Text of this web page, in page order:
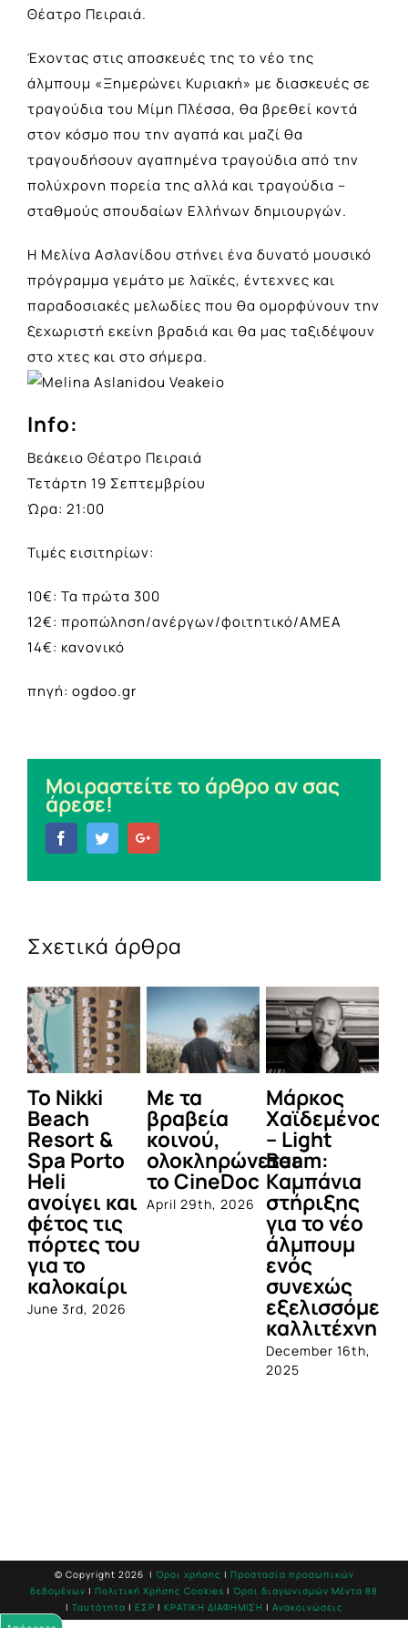
Θέατρο Πειραιά.
Έχοντας στις αποσκευές της το νέο της
άλμπουμ «Ξημερώνει Κυριακή» με διασκευές σε
τραγούδια του Μίμη Πλέσσα, θα βρεθεί κοντά
στον κόσμο που την αγαπά και μαζί θα
τραγουδήσουν αγαπημένα τραγούδια από την
πολύχρονη πορεία της αλλά και τραγούδια –
σταθμούς σπουδαίων Ελλήνων δημιουργών.
Η Μελίνα Ασλανίδου στήνει ένα δυνατό μουσικό
πρόγραμμα γεμάτο με λαϊκές, έντεχνες και
παραδοσιακές μελωδίες που θα ομορφύνουν την
ξεχωριστή εκείνη βραδιά και θα μας ταξιδέψουν
στο χτες και στο σήμερα.
Info:
Βεάκειο Θέατρο Πειραιά
Τετάρτη 19 Σεπτεμβρίου
Ώρα: 21:00
Τιμές εισιτηρίων:
10€: Τα πρώτα 300
12€: προπώληση/ανέργων/φοιτητικό/ΑΜΕΑ
14€: κανονικό
πηγή: ogdoo.gr
Μοιραστείτε το άρθρο αν σας
άρεσε!
FacebookTwitter
Σχετικά άρθρα
To Nikki
Beach
Resort &
Spa Porto
Heli
ανοίγει και
φέτος τις
πόρτες του
για το
καλοκαίρι
June 3rd, 2026
Με τα
βραβεία
κοινού,
ολοκληρώνεται
το CineDoc
April 29th, 2026
Μάρκος
Χαϊδεμένος
– Light
Beam:
Καμπάνια
στήριξης
για το νέο
άλμπουμ
ενός
συνεχώς
καλλιτέχνη
December 16th,
2025
© Copyright 2026 | Όροι χρήσης | Προστασία προσωπικών
δεδομένων | Πολιτική Χρήσης Cookies | Όροι διαγωνισμών Mέντα 88
| Ταυτότητα | ΕΣΡ | ΚΡΑΤΙΚΗ ΔΙΑΦΗΜΙΣΗ | Ανακοινώσεις